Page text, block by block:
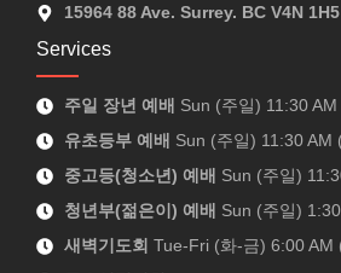
15964 88 Ave. Surrey. BC V4N 1H5
Services
주일 장년 예배 Sun (주일) 11:30
유초등부 예배 Sun (주일) 11:30 AM
중고등(청소년) 예배 Sun (주일)
청년부(젊은이) 예배 Sun (주일)
새벽기도회 Tue-Fri (화-금) 6:00 AM